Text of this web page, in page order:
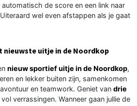
de score en een link naar
wel even afstappen als je gaat
nieuwste uitje in de Noordkop
nieuw sportief uitje in de Noordkop,
en lekker buiten zijn, samenkomen
en teamwork. Geniet van drie
vol verrassingen. Wanneer gaan jullie de